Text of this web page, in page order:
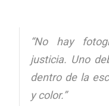
“No hay
justicia. Uno
dentro de la
y color.”